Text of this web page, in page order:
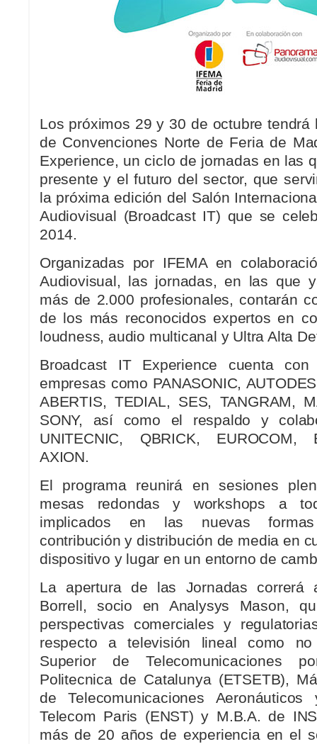
Los próximos 29 y 30 de octubre tendrá
de Convenciones Norte de Feria de
Experience, un ciclo de jornadas en las
presente y el futuro del sector, que
la próxima edición del Salón
Audiovisual (Broadcast IT) que se
2014.
Organizadas por IFEMA en
Audiovisual, las jornadas, en las que
más de 2.000 profesionales, contarán
de los más reconocidos expertos en
loudness, audio multicanal y Ultra Alta
Broadcast IT Experience cuenta
empresas como PANASONIC,
ABERTIS, TEDIAL, SES, TANGRAM,
SONY, así como el respaldo y
UNITECNIC, QBRICK, EUROCOM,
AXION.
El programa reunirá en sesiones
mesas redondas y workshops a
implicados en las nuevas
contribución y distribución de media en
dispositivo y lugar en un entorno de
La apertura de las Jornadas correrá
Borrell, socio en Analysys Mason,
perspectivas comerciales y
respecto a televisión lineal como no
Superior de Telecomunicaciones
Politecnica de Catalunya (ETSETB),
de Telecomunicaciones
Telecom Paris (ENST) y M.B.A. de
más de 20 años de experiencia en el